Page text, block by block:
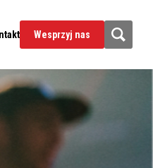
Wesprzyj nas